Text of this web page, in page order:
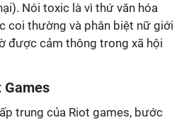
Nói toxic là vì thứ văn hóa
coi thường và phân biệt nữ giới
được cảm thông trong xã hội
Games
trung của Riot games, bước